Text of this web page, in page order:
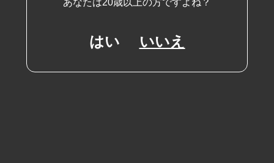
あなたは20歳以上の方ですよね？
はい いいえ